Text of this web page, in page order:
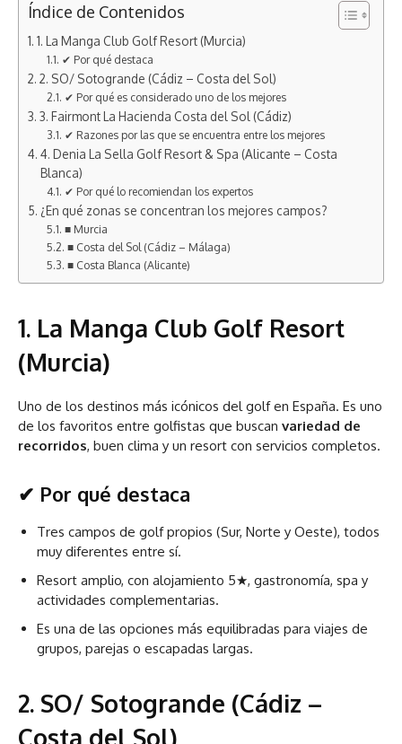
Índice de Contenidos
1. La Manga Club Golf Resort (Murcia)
✔ Por qué destaca
2. SO/ Sotogrande (Cádiz – Costa del Sol)
✔ Por qué es considerado uno de los mejores
3. Fairmont La Hacienda Costa del Sol (Cádiz)
✔ Razones por las que se encuentra entre los mejores
4. Denia La Sella Golf Resort & Spa (Alicante – Costa
Blanca)
✔ Por qué lo recomiendan los expertos
¿En qué zonas se concentran los mejores campos?
■ Murcia
■ Costa del Sol (Cádiz – Málaga)
■ Costa Blanca (Alicante)
1. La Manga Club Golf Resort
(Murcia)
Uno de los destinos más icónicos del golf en España. Es uno
de los favoritos entre golfistas que buscan variedad de
recorridos, buen clima y un resort con servicios completos.
✔ Por qué destaca
Tres campos de golf propios (Sur, Norte y Oeste), todos
muy diferentes entre sí.
Resort amplio, con alojamiento 5★, gastronomía, spa y
actividades complementarias.
Es una de las opciones más equilibradas para viajes de
grupos, parejas o escapadas largas.
2. SO/ Sotogrande (Cádiz –
Costa del Sol)